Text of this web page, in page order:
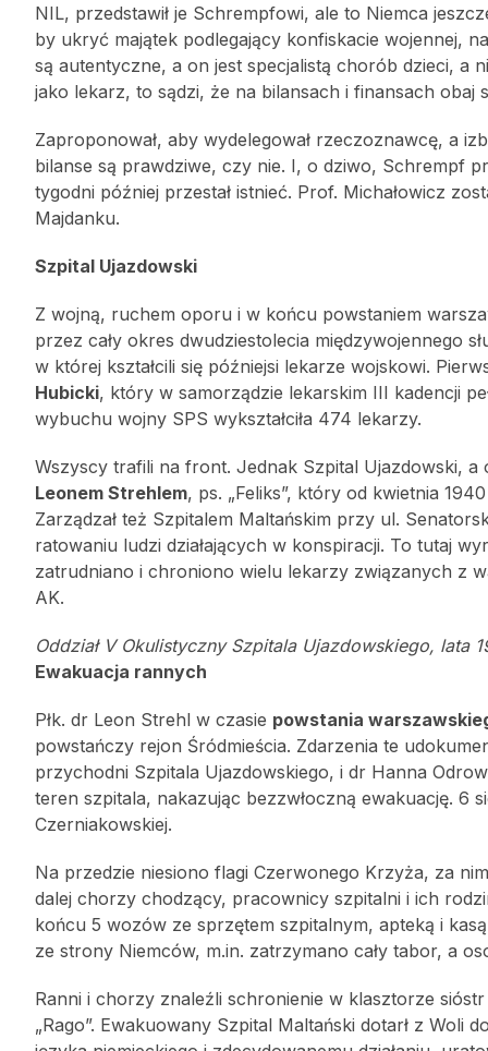
NIL, przedstawił je Schrempfowi, ale to Niemca
by ukryć majątek podlegający konfiskacie wojennej,
są autentyczne, a on jest specjalistą chorób dzieci, a
jako lekarz, to sądzi, że na bilansach i finansach obaj
Zaproponował, aby wydelegował rzeczoznawcę, a
bilanse są prawdziwe, czy nie. I, o dziwo, Schrempf
tygodni później przestał istnieć. Prof. Michałowicz
Majdanku.
Szpital Ujazdowski
Z wojną, ruchem oporu i w końcu powstaniem
przez cały okres dwudziestolecia międzywojennego
w której kształcili się późniejsi lekarze wojskowi.
Hubicki, który w samorządzie lekarskim III kadencji
wybuchu wojny SPS wykształciła 474 lekarzy.
Wszyscy trafili na front. Jednak Szpital Ujazdowski, a
Leonem Strehlem, ps. „Feliks”, który od kwietnia
Zarządzał też Szpitalem Maltańskim przy ul.
ratowaniu ludzi działających w konspiracji. To tutaj
zatrudniano i chroniono wielu lekarzy związanych z
AK.
Oddział V Okulistyczny Szpitala Ujazdowskiego,
Ewakuacja rannych
Płk. dr Leon Strehl w czasie powstania
powstańczy rejon Śródmieścia. Zdarzenia te
przychodni Szpitala Ujazdowskiego, i dr Hanna
teren szpitala, nakazując bezzwłoczną ewakuację. 6
Czerniakowskiej.
Na przedzie niesiono flagi Czerwonego Krzyża, za
dalej chorzy chodzący, pracownicy szpitalni i ich
końcu 5 wozów ze sprzętem szpitalnym, apteką i
ze strony Niemców, m.in. zatrzymano cały tabor, a
Ranni i chorzy znaleźli schronienie w klasztorze
„Rago”. Ewakuowany Szpital Maltański dotarł z Woli